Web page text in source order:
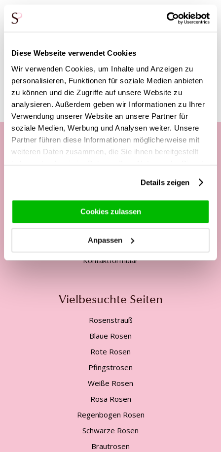
Diese Webseite verwendet Cookies
Wir verwenden Cookies, um Inhalte und Anzeigen zu
personalisieren, Funktionen für soziale Medien anbieten
zu können und die Zugriffe auf unsere Website zu
analysieren. Außerdem geben wir Informationen zu Ihrer
Verwendung unserer Website an unsere Partner für
soziale Medien, Werbung und Analysen weiter. Unsere
Partner führen diese Informationen möglicherweise mit
weiteren Daten zusammen, die Sie ihnen bereitgestellt
Details zeigen
Cookies zulassen
Anpassen
(Der
kann nur in Verbindung mit
einem anderen Produkt (Rosensträußen) bestellt werden.)
Diese Produkte könnten dich auch
interessieren
Telefonisch Mo. - Fr. von
13:00 - 17:00 Uhr
Tel:+49 2562 - 945 36 97
service@surprose.de
Kontaktformular
Vielbesuchte Seiten
Rosenstrauß
Blaue Rosen
Rote Rosen
Pfingstrosen
Weiße Rosen
Rosa Rosen
Regenbogen Rosen
Schwarze Rosen
Brautrosen